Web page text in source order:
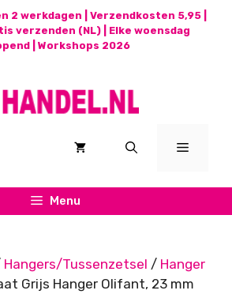
2 werkdagen | Verzendkosten 5,95 |
verzenden (NL) | Elke woensdag
| Workshops 2026
Menu
Menu
Hangers/Tussenzetsel / Hanger
Grijs Hanger Olifant, 23 mm